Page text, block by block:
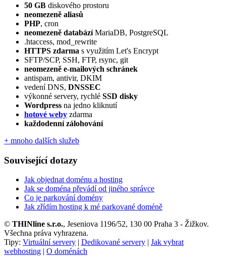
50 GB diskového prostoru
neomezeně aliasů
PHP, cron
neomezeně databázíMariaDB, PostgreSQL
.htaccess, mod_rewrite
HTTPS zdarma s využitím Let's Encrypt
SFTP/SCP, SSH, FTP, rsync, git
neomezeně e‑mailových schránek
antispam, antivir, DKIM
vedení DNS, DNSSEC
výkonné servery, rychlé SSD disky
Wordpress na jedno kliknutí
hotové weby zdarma
každodenní zálohování
+ mnoho dalších služeb
Související dotazy
Jak objednat doménu a hosting
Jak se doména převádí od jiného správce
Co je parkování domény
Jak zřídím hosting k mé parkované doméně
© THINline s.r.o., Jeseniova 1196/52, 130 00 Praha 3 - Žižkov.
Všechna práva vyhrazena.
Tipy: Virtuální servery | Dedikované servery | Jak vybrat
webhosting | O doménách